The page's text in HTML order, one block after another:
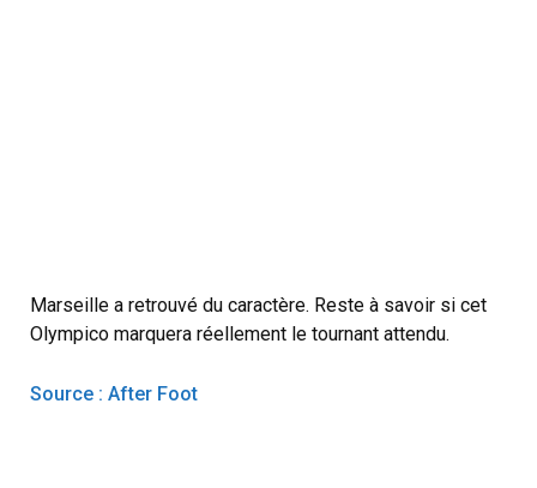
Marseille a retrouvé du caractère. Reste à savoir si cet
Olympico marquera réellement le tournant attendu.
Source : After Foot